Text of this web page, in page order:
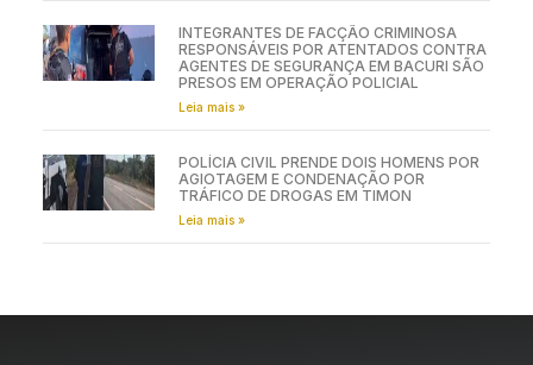
INTEGRANTES DE FACÇÃO CRIMINOSA
RESPONSÁVEIS POR ATENTADOS CONTRA
AGENTES DE SEGURANÇA EM BACURI SÃO
PRESOS EM OPERAÇÃO POLICIAL
Leia mais »
POLÍCIA CIVIL PRENDE DOIS HOMENS POR
AGIOTAGEM E CONDENAÇÃO POR
TRÁFICO DE DROGAS EM TIMON
Leia mais »